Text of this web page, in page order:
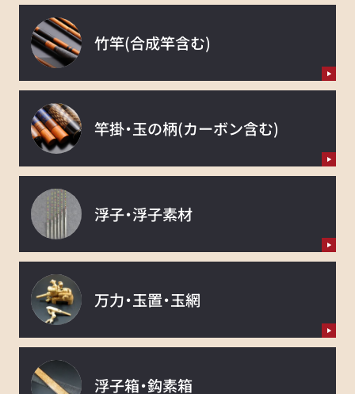
竹竿(合成竿含む)
竿掛・玉の柄(カーボン含む)
浮子・浮子素材
万力・玉置・玉網
浮子箱・鈎素箱